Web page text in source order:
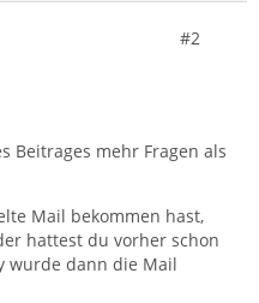
#2
Beitrages mehr Fragen als
Mail bekommen hast,
hattest du vorher schon
wurde dann die Mail